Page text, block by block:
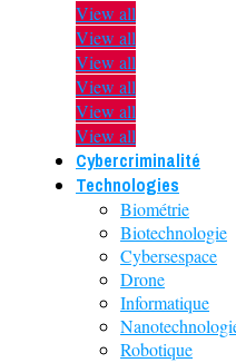
View all
View all
View all
View all
View all
View all
Cybercriminalité
Technologies
Biométrie
Biotechnologie
Cybersespace
Drone
Informatique
Robotique